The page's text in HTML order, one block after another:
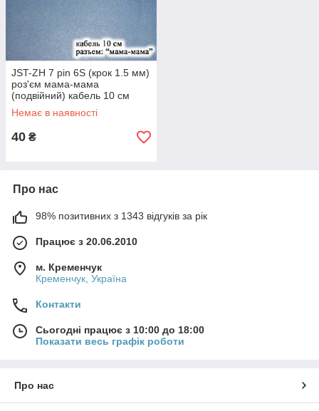
JST-ZH 7 pin 6S (крок 1.5 мм)
роз'єм мама-мама
(подвійний) кабель 10 см
iMAX B6 7.4v LiPo для
балансування
Немає в наявності
40 ₴
Про нас
98% позитивних з 1343 відгуків за рік
Працює з 20.06.2010
м. Кременчук
Кременчук, Україна
Контакти
Сьогодні працює з 10:00 до 18:00
Показати весь графік роботи
Про нас